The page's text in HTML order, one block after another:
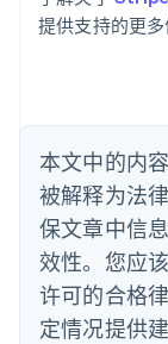
提供支持的更
本文中的内
被解释为法
保文章中信
效性。您应
许可的合格
定情况提供建
巴西
比利时
波兰
English
丹麦
English
德国
Deutsch
法国
Français